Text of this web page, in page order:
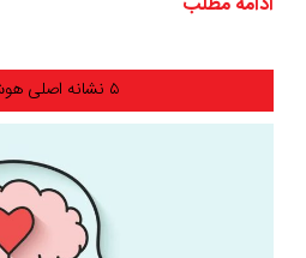
۵ نشانه اصلی هوش عاطفی